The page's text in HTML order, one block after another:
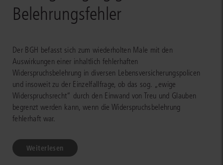
Belehrungsfehler
Der BGH befasst sich zum wiederholten Male mit den
Auswirkungen einer inhaltlich fehlerhaften
Widerspruchsbelehrung in diversen Lebensversicherungspolicen
und insoweit zu der Einzelfallfrage, ob das sog. „ewige
Widerspruchsrecht“ durch den Einwand von Treu und Glauben
begrenzt werden kann, wenn die Widerspruchsbelehrung
fehlerhaft war.
Weiterlesen